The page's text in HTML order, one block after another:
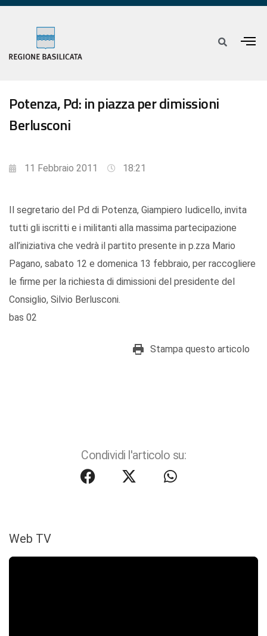
Potenza, Pd: in piazza per dimissioni
Berlusconi
11 Febbraio 2011 18:21
Il segretario del Pd di Potenza, Giampiero Iudicello, invita
tutti gli iscritti e i militanti alla massima partecipazione
all’iniziativa che vedrà il partito presente in p.zza Mario
Pagano, sabato 12 e domenica 13 febbraio, per raccogliere
le firme per la richiesta di dimissioni del presidente del
Consiglio, Silvio Berlusconi.
bas 02
Stampa questo articolo
Condividi l'articolo su:
Web TV